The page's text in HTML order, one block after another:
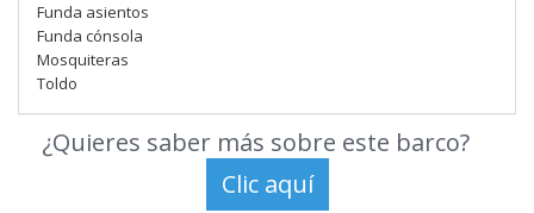
Funda asientos
Funda cónsola
Mosquiteras
Toldo
¿Quieres saber más sobre este barco?